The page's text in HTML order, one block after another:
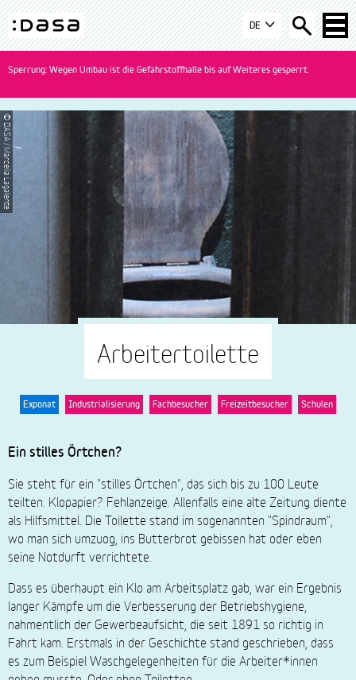
Zur
Navigation
springen
Zum
Inhalt
springen
Zur
Suche
springen
DASA
-
Startseite
wechseln
DE
Sperrung: Wegen Umbau ist die Gefahrstoffhalle bis auf Weiteres gesperrt.
© DASA / Marcella Lagalente
Arbeitertoilette
Exponat Industrialisierung Fachbesucher Freizeitbesucher Schulen
Ein stilles Örtchen?
Sie steht für ein "stilles Örtchen", das sich bis zu 100 Leute
teilten. Klopapier? Fehlanzeige. Allenfalls eine alte Zeitung diente
als Hilfsmittel. Die Toilette stand im sogenannten "Spindraum",
wo man sich umzuog, ins Butterbrot gebissen hat oder eben
seine Notdurft verrichtete.
Dass es überhaupt ein Klo am Arbeitsplatz gab, war ein Ergebnis
langer Kämpfe um die Verbesserung der Betriebshygiene,
nahmentlich der Gewerbeaufsicht, die seit 1891 so richtig in
Fahrt kam. Erstmals in der Geschichte stand geschrieben, dass
es zum Beispiel Waschgelegenheiten für die Arbeiter*innen